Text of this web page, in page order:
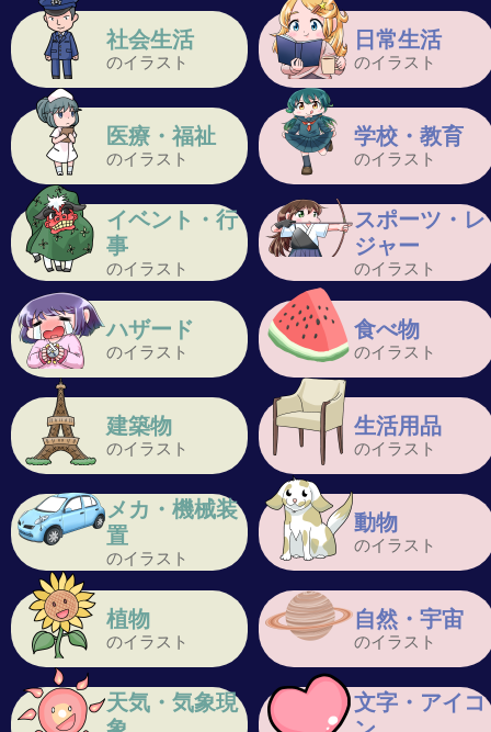
社会生活
のイラスト
日常生活
のイラスト
医療・福祉
のイラスト
学校・教育
のイラスト
イベント・行
事
のイラスト
スポーツ・レ
ジャー
のイラスト
ハザード
のイラスト
食べ物
のイラスト
建築物
のイラスト
生活用品
のイラスト
メカ・機械装
置
のイラスト
動物
のイラスト
植物
のイラスト
自然・宇宙
のイラスト
天気・気象現
文字・アイコ